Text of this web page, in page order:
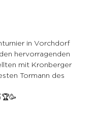
in Vorchdorf
hervorragenden
mit Kronberger
Tormann des